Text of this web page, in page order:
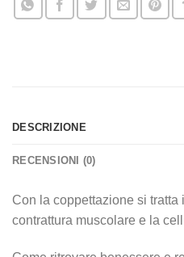
DESCRIZIONE
RECENSIONI (0)
Con la coppettazione si
contrattura muscolare e la